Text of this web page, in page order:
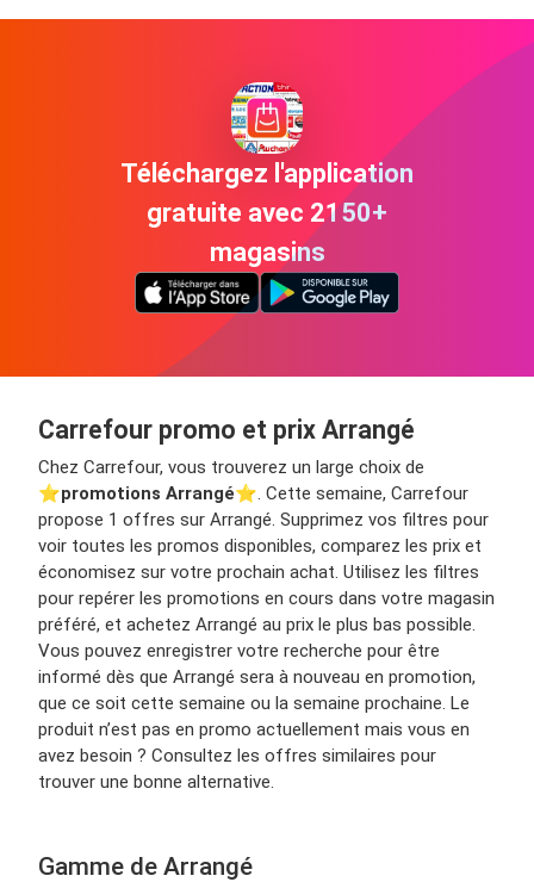
Téléchargez l'application
gratuite avec 2150+
magasins
Carrefour promo et prix Arrangé
Chez Carrefour, vous trouverez un large choix de
⭐️promotions Arrangé⭐️. Cette semaine, Carrefour
propose 1 offres sur Arrangé. Supprimez vos filtres pour
voir toutes les promos disponibles, comparez les prix et
économisez sur votre prochain achat. Utilisez les filtres
pour repérer les promotions en cours dans votre magasin
préféré, et achetez Arrangé au prix le plus bas possible.
Vous pouvez enregistrer votre recherche pour être
informé dès que Arrangé sera à nouveau en promotion,
que ce soit cette semaine ou la semaine prochaine. Le
produit n’est pas en promo actuellement mais vous en
avez besoin ? Consultez les offres similaires pour
trouver une bonne alternative.
Gamme de Arrangé